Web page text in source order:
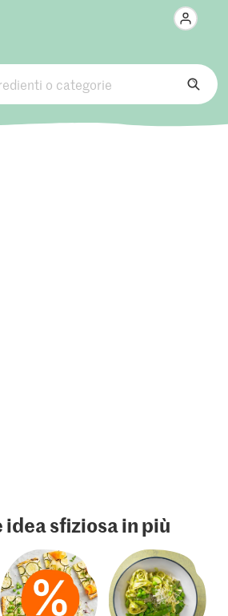
idea sfiziosa in più